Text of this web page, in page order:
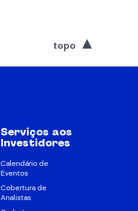
topo
Serviços aos
Investidores
Calendário de
Eventos
Cobertura de
Analistas